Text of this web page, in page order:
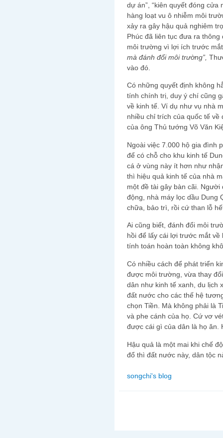
dự án”, “kiên quyết đóng cửa
hàng loạt vu ô nhiễm môi
xảy ra gây hậu quả nghiêm
Phúc đã liên tục đưa ra thông
môi trường vì lợi ích trước
mà đánh đổi môi trường”,
vào đó.
Có những quyết định không
tính chính trị, duy ý chí cũng
về kinh tế. Ví dụ như vụ nhà
nhiều chỉ trích của quốc tế
của ông Thủ tướng Võ Văn
Ngoài việc 7.000 hộ gia đình
để có chỗ cho khu kinh tế
cá ở vùng này ít hơn như
thì hiệu quả kinh tế của nhà
một đề tài gây bàn cãi.
động, nhà máy lọc dầu Dung
chữa, bảo trì, rồi cứ than lỗ
Ai cũng biết, đánh đổi môi
hồi để lấy cái lợi trước mắt
tính toán hoàn toàn không
Có nhiều cách để phát triển
được môi trường, vừa thay
dân như kinh tế xanh, du lịch
đất nước cho các thế hệ
chọn Tiền. Mà không phải là
và phe cánh của họ. Cứ vơ
được cái gì của dân là họ ăn.
Hậu quả là một mai khi chế
đổ thì đất nước này, dân tộc
songchi's blog